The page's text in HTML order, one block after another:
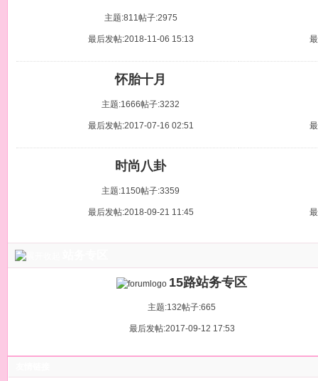
主题:811帖子:2975
最后发帖:2018-11-06 15:13
怀胎十月
主题:1666帖子:3232
最后发帖:2017-07-16 02:51
时尚八卦
主题:1150帖子:3359
最后发帖:2018-09-21 11:45
15路站务专区
主题:132帖子:665
最后发帖:2017-09-12 17:53